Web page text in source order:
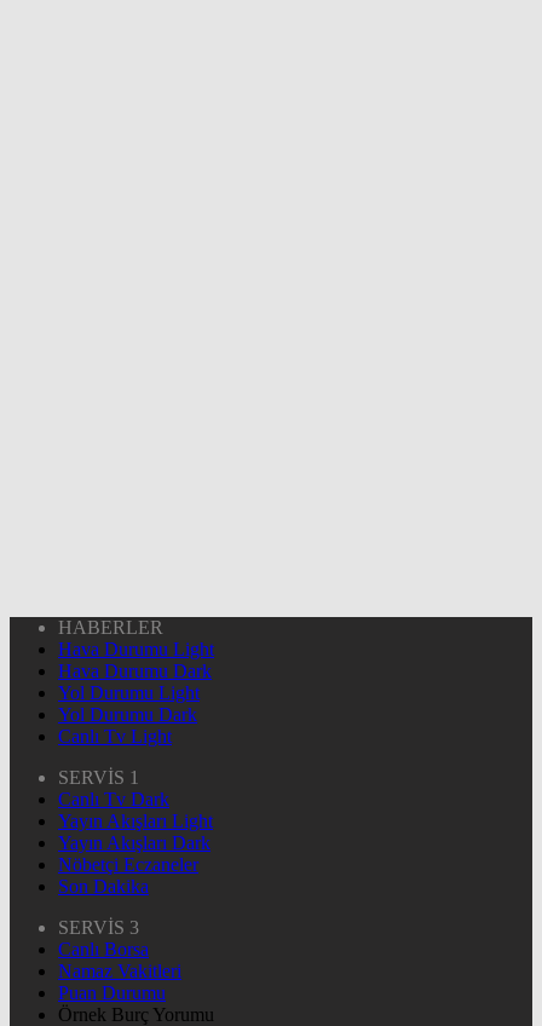
HABERLER
Hava Durumu Light
Hava Durumu Dark
Yol Durumu Light
Yol Durumu Dark
Canlı Tv Light
SERVİS 1
Canlı Tv Dark
Yayın Akışları Light
Yayın Akışları Dark
Nöbetçi Eczaneler
Son Dakika
SERVİS 3
Canlı Borsa
Namaz Vakitleri
Puan Durumu
Örnek Burç Yorumu